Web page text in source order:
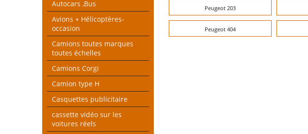
Autocars ,Bus
Avions + Hélicoptères-
occasion
Camions toutes marques
toutes échelles
Camions Corgi
Camion type H
Casquettes publicitaire
cassette vidéo sur les
voitures réels
Peugeot 203
Peugeot 404